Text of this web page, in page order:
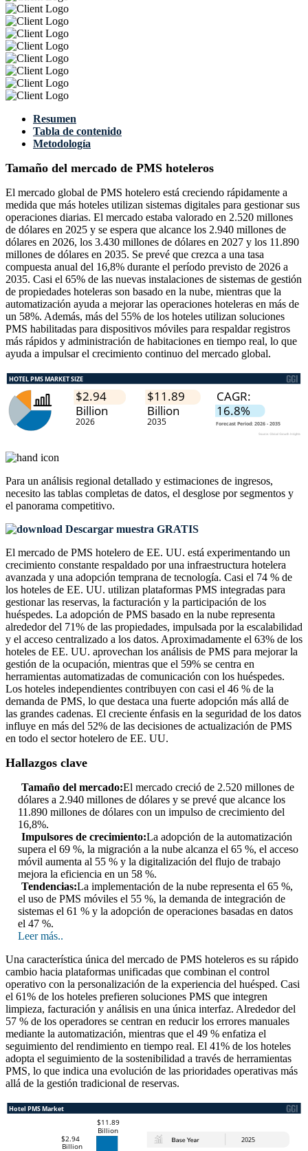
Resumen
Tabla de contenido
Metodología
Tamaño del mercado de PMS hoteleros
El mercado global de PMS hotelero está creciendo rápidamente a
medida que más hoteles utilizan sistemas digitales para gestionar sus
operaciones diarias. El mercado estaba valorado en 2.520 millones
de dólares en 2025 y se espera que alcance los 2.940 millones de
dólares en 2026, los 3.430 millones de dólares en 2027 y los 11.890
millones de dólares en 2035. Se prevé que crezca a una tasa
compuesta anual del 16,8% durante el período previsto de 2026 a
2035. Casi el 65% de las nuevas instalaciones de sistemas de gestión
de propiedades hoteleras son basado en la nube, mientras que la
automatización ayuda a mejorar las operaciones hoteleras en más de
un 58%. Además, más del 55% de los hoteles utilizan soluciones
PMS habilitadas para dispositivos móviles para respaldar registros
más rápidos y administración de habitaciones en tiempo real, lo que
ayuda a impulsar el crecimiento continuo del mercado global.
Para un análisis regional detallado y estimaciones de ingresos,
necesito las tablas completas de datos, el desglose por segmentos y
el panorama competitivo.
Descargar muestra GRATIS
El mercado de PMS hotelero de EE. UU. está experimentando un
crecimiento constante respaldado por una infraestructura hotelera
avanzada y una adopción temprana de tecnología. Casi el 74 % de
los hoteles de EE. UU. utilizan plataformas PMS integradas para
gestionar las reservas, la facturación y la participación de los
huéspedes. La adopción de PMS basado en la nube representa
alrededor del 71% de las propiedades, impulsada por la escalabilidad
y el acceso centralizado a los datos. Aproximadamente el 63% de los
hoteles de EE. UU. aprovechan los análisis de PMS para mejorar la
gestión de la ocupación, mientras que el 59% se centra en
herramientas automatizadas de comunicación con los huéspedes.
Los hoteles independientes contribuyen con casi el 46 % de la
demanda de PMS, lo que destaca una fuerte adopción más allá de
las grandes cadenas. El creciente énfasis en la seguridad de los datos
influye en más del 52% de las decisiones de actualización de PMS
en todo el sector hotelero de EE. UU.
Hallazgos clave
Tamaño del mercado:El mercado creció de 2.520 millones de
dólares a 2.940 millones de dólares y se prevé que alcance los
11.890 millones de dólares con un impulso de crecimiento del
16,8%.
Impulsores de crecimiento:La adopción de la automatización
supera el 69 %, la migración a la nube alcanza el 65 %, el acceso
móvil aumenta al 55 % y la digitalización del flujo de trabajo
mejora la eficiencia en un 58 %.
Tendencias:La implementación de la nube representa el 65 %,
el uso de PMS móviles el 55 %, la demanda de integración de
sistemas el 61 % y la adopción de operaciones basadas en datos
el 47 %.
Leer más..
Una característica única del mercado de PMS hoteleros es su rápido
cambio hacia plataformas unificadas que combinan el control
operativo con la personalización de la experiencia del huésped. Casi
el 61% de los hoteles prefieren soluciones PMS que integren
limpieza, facturación y análisis en una única interfaz. Alrededor del
57 % de los operadores se centran en reducir los errores manuales
mediante la automatización, mientras que el 49 % enfatiza el
seguimiento del rendimiento en tiempo real. El 41% de los hoteles
adopta el seguimiento de la sostenibilidad a través de herramientas
PMS, lo que indica una evolución de las prioridades operativas más
allá de la gestión tradicional de reservas.